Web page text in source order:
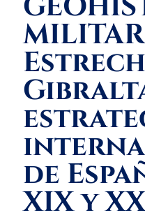
de
XIX y